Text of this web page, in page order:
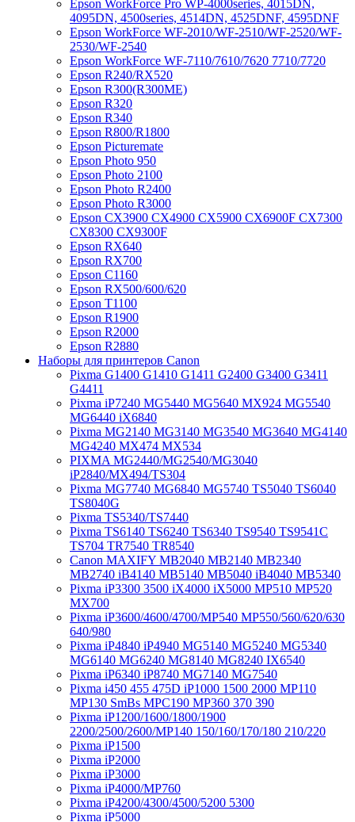
Epson WorkForce Pro WP-4000series, 4015DN,
4095DN, 4500series, 4514DN, 4525DNF, 4595DNF
Epson WorkForce WF-2010/WF-2510/WF-2520/WF-
2530/WF-2540
Epson WorkForce WF-7110/7610/7620 7710/7720
Epson R240/RX520
Epson R300(R300ME)
Epson R320
Epson R340
Epson R800/R1800
Epson Picturemate
Epson Photo 950
Epson Photo 2100
Epson Photo R2400
Epson Photo R3000
Epson CX3900 CX4900 CX5900 CX6900F CX7300
CX8300 CX9300F
Epson RX640
Epson RX700
Epson C1160
Epson RX500/600/620
Epson T1100
Epson R1900
Epson R2000
Epson R2880
Наборы для принтеров Canon
Pixma G1400 G1410 G1411 G2400 G3400 G3411
G4411
Pixma iP7240 MG5440 MG5640 MX924 MG5540
MG6440 iX6840
Pixma MG2140 MG3140 MG3540 MG3640 MG4140
MG4240 MX474 MX534
PIXMA MG2440/MG2540/MG3040
iP2840/MX494/TS304
Pixma MG7740 MG6840 MG5740 TS5040 TS6040
TS8040G
Pixma TS5340/TS7440
Pixma TS6140 TS6240 TS6340 TS9540 TS9541C
TS704 TR7540 TR8540
Canon MAXIFY MB2040 MB2140 MB2340
MB2740 iB4140 MB5140 MB5040 iB4040 MB5340
Pixma iP3300 3500 iX4000 iX5000 MP510 MP520
MX700
Pixma iP3600/4600/4700/MP540 MP550/560/620/630
640/980
Pixma iP4840 iP4940 MG5140 MG5240 MG5340
MG6140 MG6240 MG8140 MG8240 IX6540
Pixma iP6340 iP8740 MG7140 MG7540
Pixma i450 455 475D iP1000 1500 2000 MP110
MP130 SmBs MPC190 MP360 370 390
Pixma iP1200/1600/1800/1900
2200/2500/2600/MP140 150/160/170/180 210/220
Pixma iP1500
Pixma iP2000
Pixma iP3000
Pixma iP4000/MP760
Pixma iP4200/4300/4500/5200 5300
Pixma iP5000